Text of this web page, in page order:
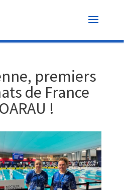
premiers
de France
!